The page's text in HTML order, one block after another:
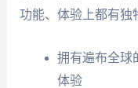
功能、体验上都有独
拥有遍布全球
体验